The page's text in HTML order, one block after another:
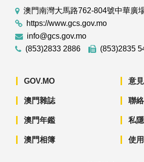
澳門南灣大馬路762-804號中華廣
https://www.gcs.gov.mo
info@gcs.gov.mo
(853)2833 2886
(853)2835
GOV.MO
澳門雜誌
澳門年鑑
澳門相簿
意
聯
私
使